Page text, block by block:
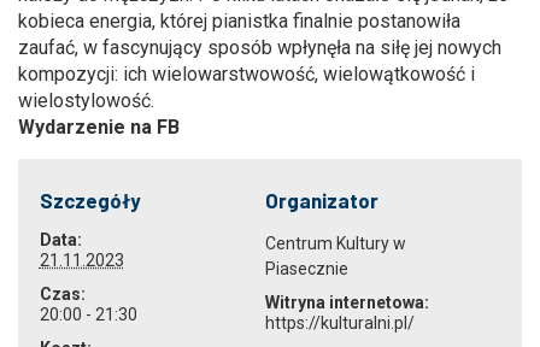
kobieca energia, której pianistka finalnie postanowiła
zaufać, w fascynujący sposób wpłynęła na siłę jej nowych
kompozycji: ich wielowarstwowość, wielowątkowość i
wielostylowość.
Wydarzenie na FB
Szczegóły
Data:
21.11.2023
Czas:
20:00 - 21:30
Organizator
Centrum Kultury w
Piasecznie
Witryna internetowa:
https://kulturalni.pl/